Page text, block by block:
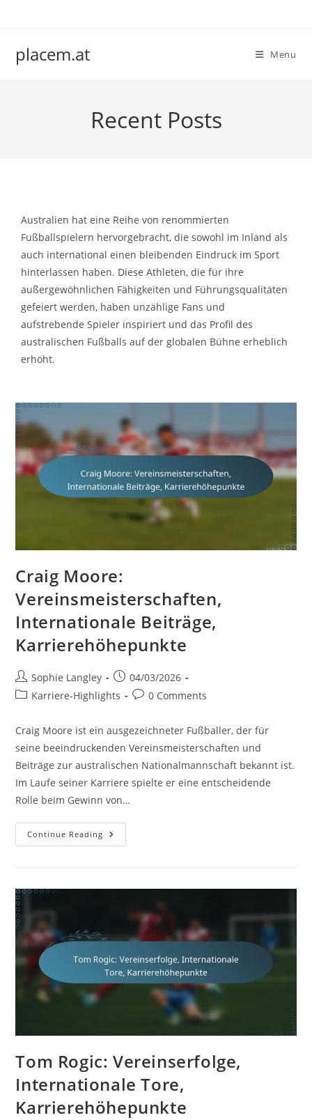
placem.at Menu
Recent Posts
Australien hat eine Reihe von renommierten
Fußballspielern hervorgebracht, die sowohl im Inland als
auch international einen bleibenden Eindruck im Sport
hinterlassen haben. Diese Athleten, die für ihre
außergewöhnlichen Fähigkeiten und Führungsqualitäten
gefeiert werden, haben unzählige Fans und
aufstrebende Spieler inspiriert und das Profil des
australischen Fußballs auf der globalen Bühne erheblich
erhöht.
Craig Moore:
Vereinsmeisterschaften,
Internationale Beiträge,
Karrierehöhepunkte
Post
author:
Sophie Langley
Post
published:
04/03/2026
PostKarriere-Highlights
Post0 Comments
Craig Moore ist ein ausgezeichneter Fußballer, der für
seine beeindruckenden Vereinsmeisterschaften und
Beiträge zur australischen Nationalmannschaft bekannt ist.
Im Laufe seiner Karriere spielte er eine entscheidende
Rolle beim Gewinn von…
Continue Reading Craig
Moore:
Tom Rogic: Vereinserfolge,
Internationale Tore,
Karrierehöhepunkte